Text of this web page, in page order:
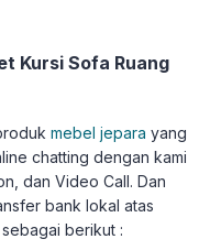
Kursi Sofa Ruang
mebel jepara yang
chatting dengan kami
dan Video Call. Dan
bank lokal atas
berikut :